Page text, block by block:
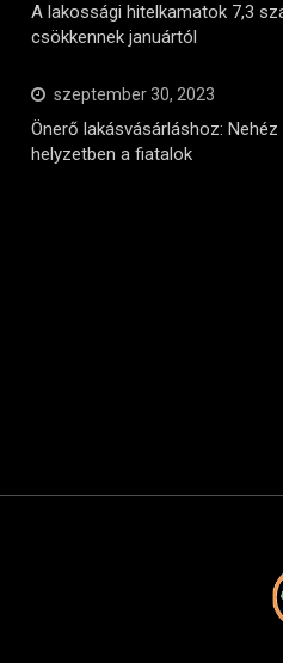
A lakossági hitelkamatok 7,3
csökkennek januártól
szeptember 30, 2023
Önerő lakásvásárláshoz: Nehéz
helyzetben a fiatalok